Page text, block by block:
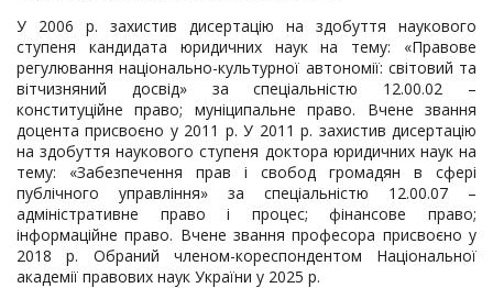
У 2006 р. захистив дисертацію на здобуття наукового
ступеня кандидата юридичних наук на тему: «Правове
регулювання національно-культурної автономії: світовий та
вітчизняний досвід» за спеціальністю 12.00.02 –
конституційне право; муніципальне право. Вчене звання
доцента присвоєно у 2011 р. У 2011 р. захистив дисертацію
на здобуття наукового ступеня доктора юридичних наук на
тему: «Забезпечення прав і свобод громадян в сфері
публічного управління» за спеціальністю 12.00.07 –
адміністративне право і процес; фінансове право;
інформаційне право. Вчене звання професора присвоєно у
2018 р. Обраний членом-кореспондентом Національної
академії правових наук України у 2025 р.